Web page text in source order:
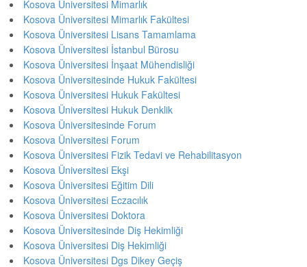
Kosova Üniversitesi Mimarlık
Kosova Üniversitesi Mimarlık Fakültesi
Kosova Üniversitesi Lisans Tamamlama
Kosova Üniversitesi İstanbul Bürosu
Kosova Üniversitesi İnşaat Mühendisliği
Kosova Üniversitesinde Hukuk Fakültesi
Kosova Üniversitesi Hukuk Fakültesi
Kosova Üniversitesi Hukuk Denklik
Kosova Üniversitesinde Forum
Kosova Üniversitesi Forum
Kosova Üniversitesi Fizik Tedavi ve Rehabilitasyon
Kosova Üniversitesi Ekşi
Kosova Üniversitesi Eğitim Dili
Kosova Üniversitesi Eczacılık
Kosova Üniversitesi Doktora
Kosova Üniversitesinde Diş Hekimliği
Kosova Üniversitesi Diş Hekimliği
Kosova Üniversitesi Dgs Dikey Geçiş